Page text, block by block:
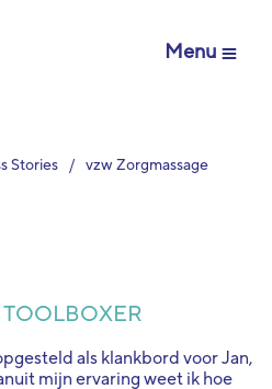
Menu
Stories vzw Zorgmassage
als klankbord voor Jan,
mijn ervaring weet ik hoe